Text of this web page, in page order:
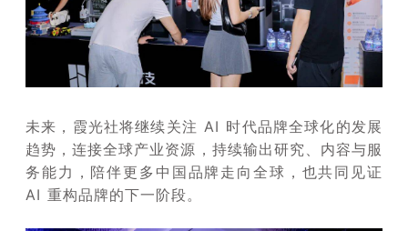
未来，霞光社将继续关注 AI 时代品牌全球化的发展
趋势，连接全球产业资源，持续输出研究、内容与服
务能力，陪伴更多中国品牌走向全球，也共同见证
AI 重构品牌的下一阶段。